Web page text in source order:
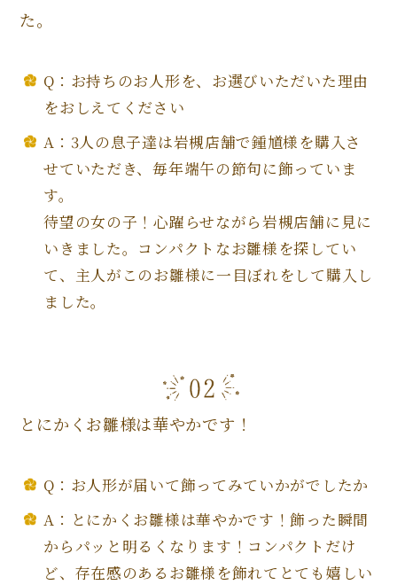
た。
Q：お持ちのお人形を、お選びいただいた理由
をおしえてください
A：3人の息子達は岩槻店舗で鍾馗様を購入さ
せていただき、毎年端午の節句に飾っていま
す。
待望の女の子！心躍らせながら岩槻店舗に見に
いきました。コンパクトなお雛様を探してい
て、主人がこのお雛様に一目ぼれをして購入し
ました。
とにかくお雛様は華やかです！
Q：お人形が届いて飾ってみていかがでしたか
A：とにかくお雛様は華やかです！飾った瞬間
からパッと明るくなります！コンパクトだけ
ど、存在感のあるお雛様を飾れてとても嬉しい